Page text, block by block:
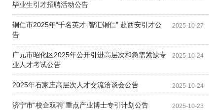
毕业生引才招聘活动公告
2025-10-27
铜仁市2025年“千名英才·智汇铜仁” 赴西安引才公
告
2025-10-24
广元市昭化区2025年公开引进高层次和急需紧缺专
业人才考试公告
2025-10-24
2025年石家庄高层次人才交流洽谈会公告
2025-10-23
济宁市“校企双聘”重点产业博士专引计划公告